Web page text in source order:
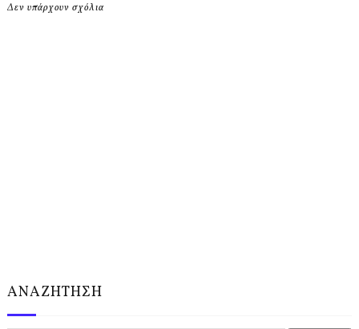
Δεν υπάρχουν σχόλια
ΑΝΑΖΗΤΗΣΗ